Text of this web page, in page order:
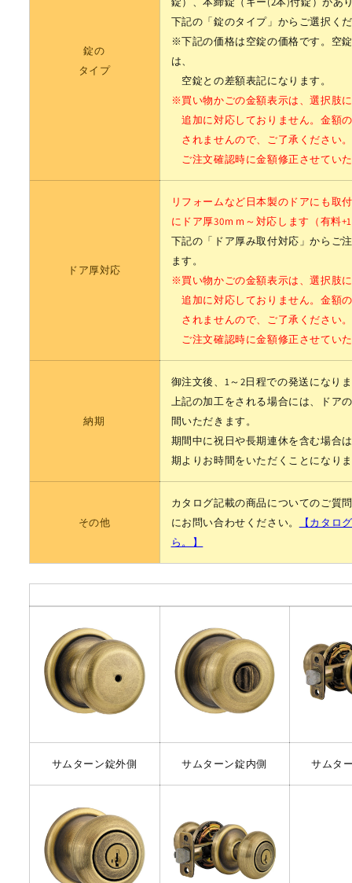
錠の
タイプ
下記の「錠のタイプ」からご選択く
※下記の価格は空錠の価格です。空
は、
空錠との差額表記になります。
※買い物かごの金額表示は、選択肢
追加に対応しておりません。金額
されませんので、ご了承ください。
ご注文確認時に金額修正させてい
ドア厚対応
リフォームなど日本製のドアにも取
にドア厚30ｍｍ～対応します（有料
下記の「ドア厚み取付対応」からご
ます。
※買い物かごの金額表示は、選択肢
追加に対応しておりません。金額
されませんので、ご了承ください。
ご注文確認時に金額修正させてい
納期
御注文後、1～2日程での発送になり
上記の加工をされる場合には、ドア
間いただきます。
期間中に祝日や長期連休を含む場合
期よりお時間をいただくことになり
その他
カタログ記載の商品についてのご質
にお問い合わせください。
【カタロ
ら。】
サムターン錠外側 サムターン錠内側 サムタ